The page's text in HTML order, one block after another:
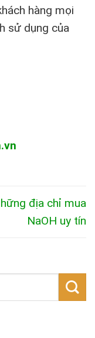
hàng mọi
sử dụng của
địa chỉ mua
NaOH uy tín